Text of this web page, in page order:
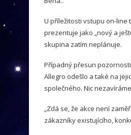
U příležitosti vstupu on-line
prezentuje jako „nový a
skupina zatím neplánuje.
Případný přesun
Allegro odešlo a také na
společného. Nic
„Zdá se, že akce není
zákazníky existujícího,